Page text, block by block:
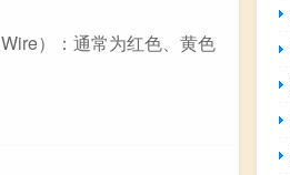
）：通常为红色、黄色